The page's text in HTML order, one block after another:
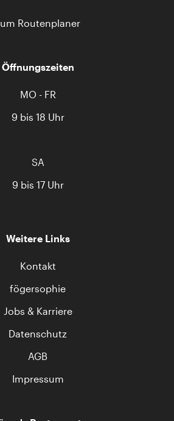
Routenplaner
Öffnungszeiten
MO - FR
9 bis 18 Uhr
SA
9 bis 17 Uhr
Weitere Links
Kontakt
fögersophie
Jobs & Karriere
Datenschutz
AGB
Impressum